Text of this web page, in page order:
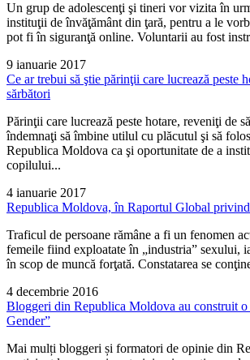
Un grup de adolescenţi şi tineri vor vizita în
instituţii de învăţământ din ţară, pentru a le
pot fi în siguranţă online. Voluntarii au fost
9 ianuarie 2017
Ce ar trebui să ştie părinţii care lucrează peste
sărbători
Părinţii care lucrează peste hotare, reveniţi de
îndemnaţi să îmbine utilul cu plăcutul şi să
Republica Moldova ca şi oportunitate de a
copilului...
4 ianuarie 2017
Republica Moldova, în Raportul Global
Traficul de persoane rămâne a fi un fenomen
femeile fiind exploatate în „industria” sexului,
în scop de muncă forţată. Constatarea se
4 decembrie 2016
Bloggeri din Republica Moldova au construit o
Gender”
Mai mulți bloggeri și formatori de opinie din